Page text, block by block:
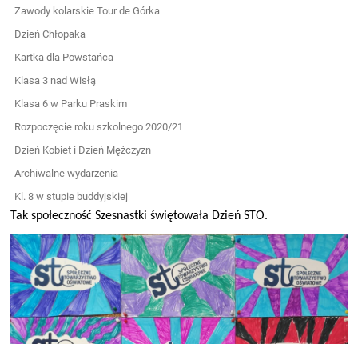
Zawody kolarskie Tour de Górka
Dzień Chłopaka
Kartka dla Powstańca
Klasa 3 nad Wisłą
Klasa 6 w Parku Praskim
Rozpoczęcie roku szkolnego 2020/21
Dzień Kobiet i Dzień Mężczyzn
Archiwalne wydarzenia
Kl. 8 w stupie buddyjskiej
Tak społeczność Szesnastki świętowała Dzień STO.